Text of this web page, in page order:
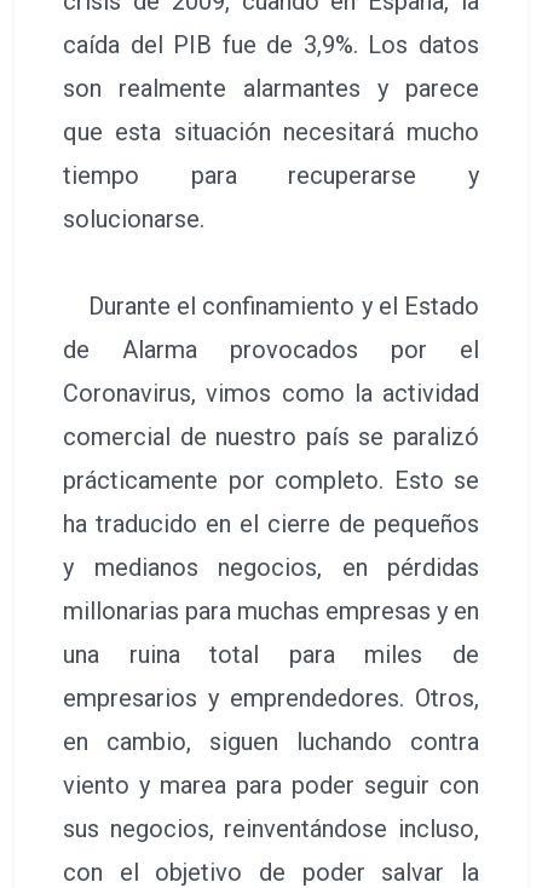
caída del PIB fue de 3,9%. Los datos
son realmente alarmantes y parece
que esta situación necesitará mucho
tiempo para recuperarse y
solucionarse.
Durante el confinamiento y el Estado
de Alarma provocados por el
Coronavirus, vimos como la actividad
comercial de nuestro país se paralizó
prácticamente por completo. Esto se
ha traducido en el cierre de pequeños
y medianos negocios, en pérdidas
millonarias para muchas empresas y en
una ruina total para miles de
empresarios y emprendedores. Otros,
en cambio, siguen luchando contra
viento y marea para poder seguir con
sus negocios, reinventándose incluso,
con el objetivo de poder salvar la